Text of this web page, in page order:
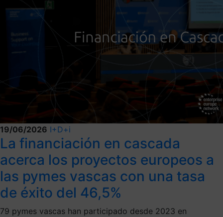
19/06/2026 I+D+i
La financiación en cascada
acerca los proyectos europeos a
las pymes vascas con una tasa
de éxito del 46,5%
79 pymes vascas han participado desde 2023 en